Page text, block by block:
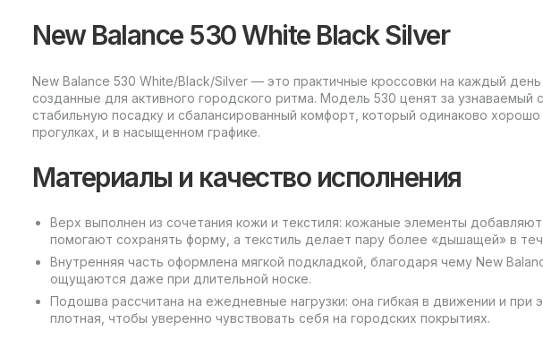
New Balance 530 White Black Silver
New Balance 530 White/Black/Silver — это практичные кроссовки на каждый
созданные для активного городского ритма. Модель 530 ценят за узнаваемый
стабильную посадку и сбалансированный комфорт, который одинаково хорошо
прогулках, и в насыщенном графике.
Материалы и качество исполнения
Верх выполнен из сочетания кожи и текстиля: кожаные элементы добавляют
помогают сохранять форму, а текстиль делает пару более «дышащей» в
Внутренняя часть оформлена мягкой подкладкой, благодаря чему New
ощущаются даже при длительной носке.
Подошва рассчитана на ежедневные нагрузки: она гибкая в движении и при
плотная, чтобы уверенно чувствовать себя на городских покрытиях.